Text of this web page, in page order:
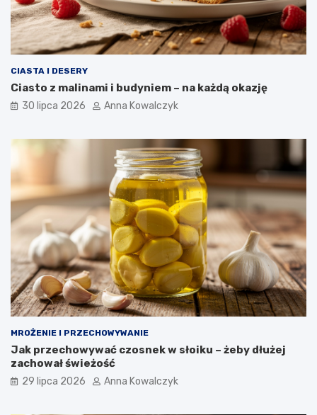
CIASTA I DESERY
Ciasto z malinami i budyniem – na każdą okazję
30 lipca 2026 Anna Kowalczyk
MROŻENIE I PRZECHOWYWANIE
Jak przechowywać czosnek w słoiku – żeby dłużej
zachował świeżość
29 lipca 2026 Anna Kowalczyk